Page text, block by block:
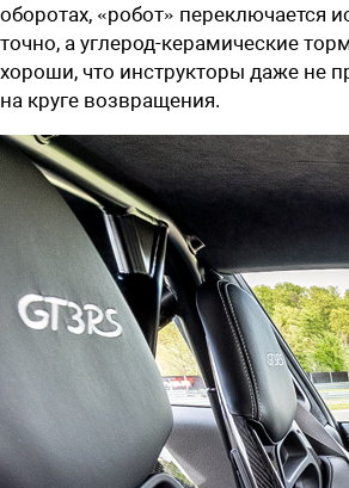
оборотах, «робот» переключается
точно, а углерод-керамические
хороши, что инструкторы даже не
на круге возвращения.